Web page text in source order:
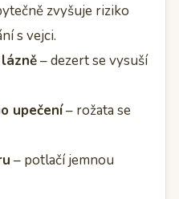
zvyšuje riziko
s vejci.
– dezert se vysuší
upečení– rožata se
– potlačí jemnou